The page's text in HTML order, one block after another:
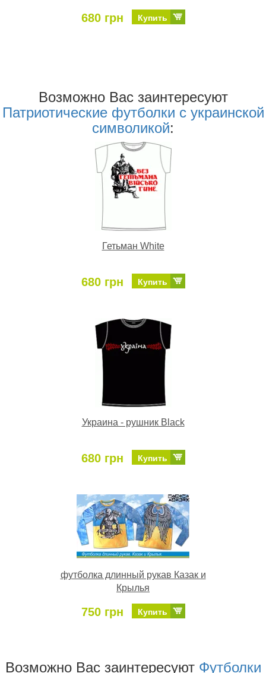
680 грн Купить
Возможно Ваc заинтересуют
Патриотические футболки с украинской
символикой:
Гетьман White
680 грн Купить
Украина - рушник Black
680 грн Купить
футболка длинный рукав Казак и
Крылья
750 грн Купить
Возможно Ваc заинтересуют Футболки